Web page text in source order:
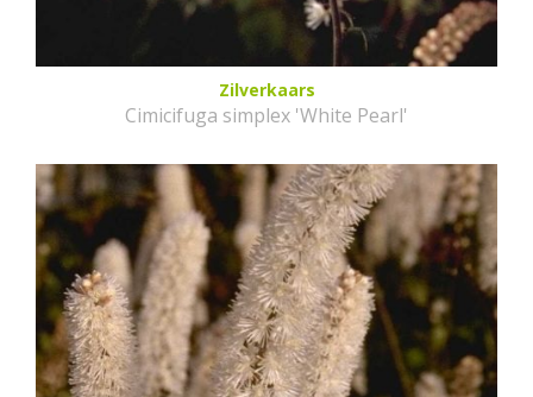
Zilverkaars
Cimicifuga simplex 'White Pearl'